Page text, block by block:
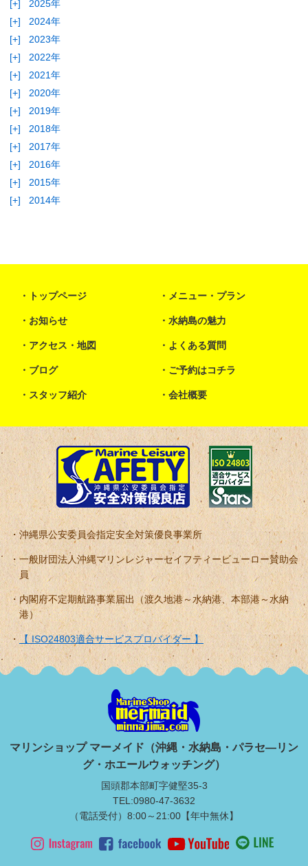
[+]
2025年
[+]
2024年
[+]
2023年
[+]
2022年
[+]
2021年
[+]
2020年
[+]
2019年
[+]
2018年
[+]
2017年
[+]
2016年
[+]
2015年
[+]
2014年
トップページ メニュー・プラン
お知らせ 水納島の魅力
アクセス・地図 よくある質問
ブログ ご予約はコチラ
スタッフ紹介 会社概要
沖縄県公安委員会指定安全対策優良事業所
一般財団法人沖縄マリンレジャーセイフティービューロー賛助会
員
内閣府不定期航路事業届出（渡久地港～水納港、本部港～水納
港）
【 ISO24803適合サービスプロバイダー 】
マリンショップ マーメイド（沖縄・水納島・パラセ―リン
グ・ホエールウォッチング）
国頭郡本部町字健堅35-3
TEL:0980-47-3632
（電話受付）8:00～21:00【年中無休】